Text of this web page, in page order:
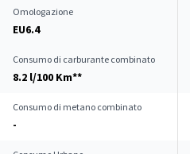
Omologazione
EU6.4
Consumo di carburante combinato
8.2 l/100 Km**
Consumo di metano combinato
-